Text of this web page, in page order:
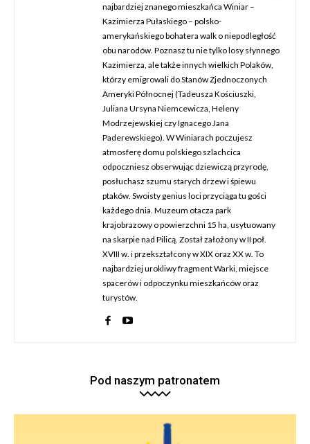
najbardziej znanego mieszkańca Winiar –
Kazimierza Pułaskiego – polsko-
amerykańskiego bohatera walk o niepodległość
obu narodów. Poznasz tu nie tylko losy słynnego
Kazimierza, ale także innych wielkich Polaków,
którzy emigrowali do Stanów Zjednoczonych
Ameryki Północnej (Tadeusza Kościuszki,
Juliana Ursyna Niemcewicza, Heleny
Modrzejewskiej czy Ignacego Jana
Paderewskiego). W Winiarach poczujesz
atmosferę domu polskiego szlachcica
odpoczniesz obserwując dziewiczą przyrodę,
posłuchasz szumu starych drzew i śpiewu
ptaków. Swoisty genius loci przyciąga tu gości
każdego dnia. Muzeum otacza park
krajobrazowy o powierzchni 15 ha, usytuowany
na skarpie nad Pilicą. Został założony w II poł.
XVIII w. i przekształcony w XIX oraz XX w. To
najbardziej urokliwy fragment Warki, miejsce
spacerów i odpoczynku mieszkańców oraz
turystów.
Pod naszym patronatem